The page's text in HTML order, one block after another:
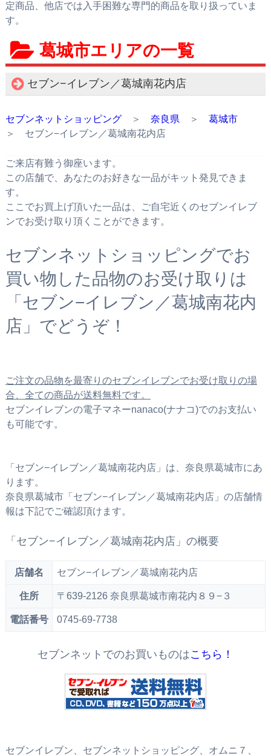
定商品、他店では入手困難な専門的商品を取り扱っていま
す。
葛城市エリアの一覧
セブン−イレブン／葛城南花内店
セブンネットショッピング＞ 奈良県 ＞ 葛城市
＞ セブン−イレブン／葛城南花内店
ご来店有難う御座います。
この店舗で、あなたのお好きな一品がキット発見できま
す。
ここでお買上げ頂いた一品は、ご自宅近くのセブンイレブ
ンでお受け取り頂くことができます。
セブンネットショッピングでお
買い物した品物のお受け取りは
「セブン−イレブン／葛城南花内
店」でどうぞ！
ご注文の品物を最寄りのセブンイレブンでお受け取りの場
合、全ての商品が送料無料です。
セブンイレブンの電子マネーnanaco(ナナコ)でのお支払い
も可能です。
「セブン−イレブン／葛城南花内店」は、奈良県葛城市にあ
ります。
奈良県葛城市「セブン−イレブン／葛城南花内店」の店舗情
報は下記でご確認頂けます。
「セブン−イレブン／葛城南花内店」の概要
店舗名 セブン−イレブン／葛城南花内店
住所 〒639-2126 奈良県葛城市南花内８９−３
電話番号 0745-69-7738
セブンネットでのお買いものはこちら！
セブンイレブン、セブンネットショッピング、オムニ７、